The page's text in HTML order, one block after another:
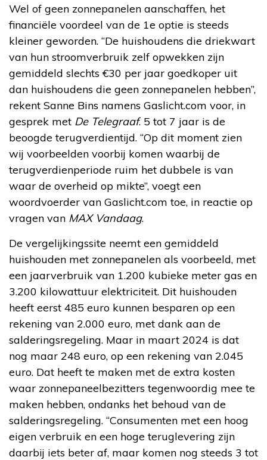
Wel of geen zonnepanelen aanschaffen, het
financiële voordeel van de 1e optie is steeds
kleiner geworden. “De huishoudens die driekwart
van hun stroomverbruik zelf opwekken zijn
gemiddeld slechts €30 per jaar goedkoper uit
dan huishoudens die geen zonnepanelen hebben”,
rekent Sanne Bins namens Gaslicht.com voor, in
gesprek met De Telegraaf. 5 tot 7 jaar is de
beoogde terugverdientijd. “Op dit moment zien
wij voorbeelden voorbij komen waarbij de
terugverdienperiode ruim het dubbele is van
waar de overheid op mikte”, voegt een
woordvoerder van Gaslicht.com toe, in reactie op
vragen van MAX Vandaag.
De vergelijkingssite neemt een gemiddeld
huishouden met zonnepanelen als voorbeeld, met
een jaarverbruik van 1.200 kubieke meter gas en
3.200 kilowattuur elektriciteit. Dit huishouden
heeft eerst 485 euro kunnen besparen op een
rekening van 2.000 euro, met dank aan de
salderingsregeling. Maar in maart 2024 is dat
nog maar 248 euro, op een rekening van 2.045
euro. Dat heeft te maken met de extra kosten
waar zonnepaneelbezitters tegenwoordig mee te
maken hebben, ondanks het behoud van de
salderingsregeling. “Consumenten met een hoog
eigen verbruik en een hoge teruglevering zijn
daarbij iets beter af, maar komen nog steeds 3 tot